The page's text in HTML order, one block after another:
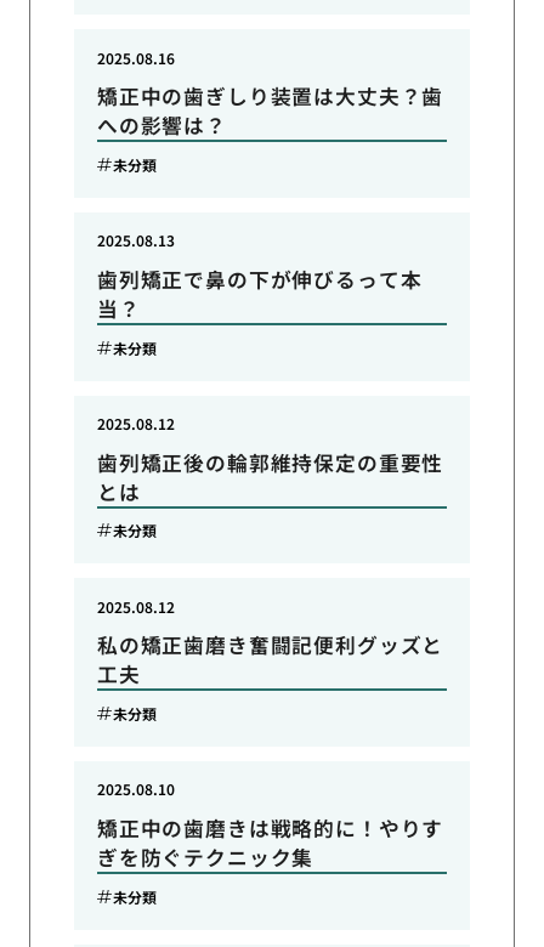
矯正中の歯ぎしり装置は大丈夫？歯
への影響は？
2025.08.16
未分類
歯列矯正で鼻の下が伸びるって本
当？
2025.08.13
未分類
歯列矯正後の輪郭維持保定の重要性
とは
2025.08.12
未分類
私の矯正歯磨き奮闘記便利グッズと
工夫
2025.08.12
未分類
矯正中の歯磨きは戦略的に！やりす
ぎを防ぐテクニック集
2025.08.10
未分類